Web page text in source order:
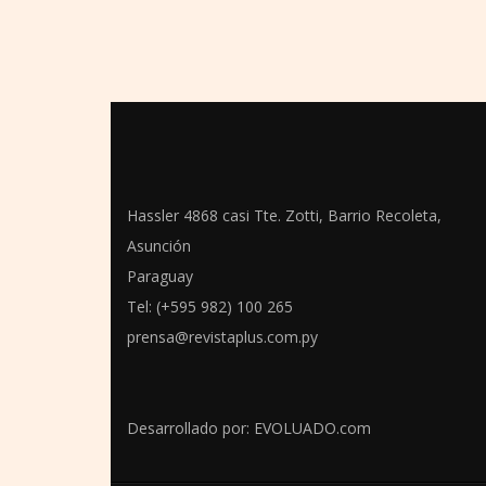
Hassler 4868 casi Tte. Zotti, Barrio Recoleta,
Asunción
Paraguay
Tel: (+595 982) 100 265
prensa@revistaplus.com.py
Desarrollado por: EVOLUADO.com